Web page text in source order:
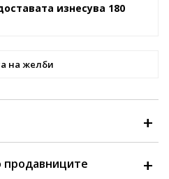
изнесува 180
на желби
продавниците